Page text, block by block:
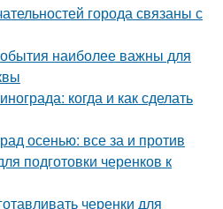
города связаны с
наиболее важны для
когда и как сделать
осенью: все за и против
подготовки черенков к
черенки для